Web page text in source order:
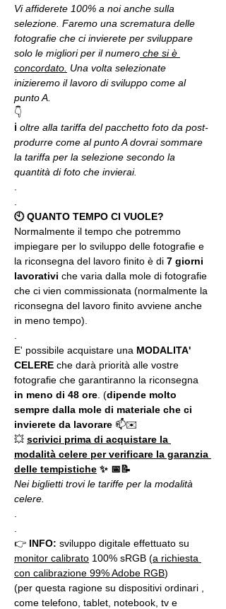
Vi affiderete 100% a noi anche sulla
selezione. Faremo una scrematura delle
fotografie che ci invierete per sviluppare
solo le migliori per il numero che si è
concordato. Una volta selezionate
inizieremo il lavoro di sviluppo come al
punto A.
👇
ℹ oltre alla tariffa del pacchetto foto da post-
produrre come al punto A dovrai sommare
la tariffa per la selezione secondo la
quantità di foto che invierai.
🕙 QUANTO TEMPO CI VUOLE?
Normalmente il tempo che potremmo
impiegare per lo sviluppo delle fotografie e
la riconsegna del lavoro finito è di 7 giorni
lavorativi che varia dalla mole di fotografie
che ci vien commissionata (normalmente la
riconsegna del lavoro finito avviene anche
in meno tempo).
E' possibile acquistare una MODALITA'
CELERE che darà priorità alle vostre
fotografie che garantiranno la riconsegna
in meno di 48 ore . (dipende molto
sempre dalla mole di materiale che ci
invierete da lavorare 📫✉️
💥 scrivici prima di acquistare la
modalità celere per verificare la garanzia
delle tempistiche ✨ 📅📝
Nei biglietti trovi le tariffe per la modalità
celere.
👉 INFO: sviluppo digitale effettuato su
monitor calibrato 100% sRGB (a richiesta
con calibrazione 99% Adobe RGB)
(per questa ragione su dispositivi ordinari ,
come telefono, tablet, notebook, tv e